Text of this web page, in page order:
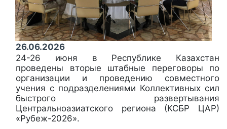
26.06.2026
24-26 июня в Республике Казахстан
проведены вторые штабные переговоры по
организации и проведению совместного
учения с подразделениями Коллективных сил
быстрого развертывания
Центральноазиатского региона (КСБР ЦАР)
«Рубеж-2026».